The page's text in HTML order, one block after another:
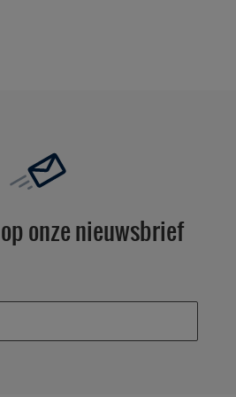
onze nieuwsbrief